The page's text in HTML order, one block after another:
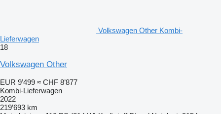
Volkswagen Other Kombi-
Lieferwagen
18
Volkswagen Other
EUR 9’499 ≈ CHF 8’877
Kombi-Lieferwagen
2022
219’693 km